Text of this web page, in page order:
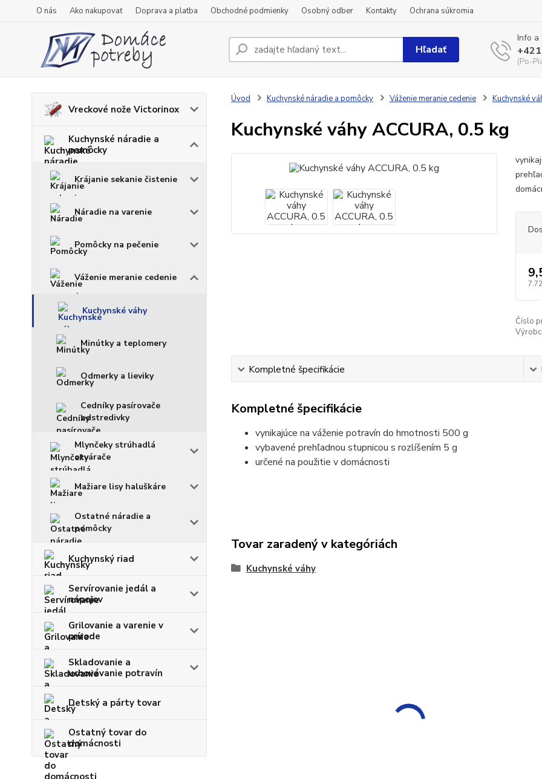
O nás Ako nakupovať Doprava a platba Obchodné podmienky Osobný odber Kontakty Ochrana súkromia
Hľadať
Info a
(Po-
Vreckové nože Victorinox
Kuchynské náradie a
pomôcky
Krájanie sekanie čistenie
Náradie na varenie
Pomôcky na pečenie
Váženie meranie cedenie
Kuchynské váhy
Minútky a teplomery
Odmerky a lieviky
Cedníky pasírovače
odstredivky
Mlynčeky strúhadlá
otvárače
Mažiare lisy haluškáre
Ostatné náradie a
pomôcky
Kuchynský riad
Servírovanie jedál a
nápojov
Grilovanie a varenie v
prírode
Skladovanie a
uchovávanie potravín
Detský a párty tovar
Ostatný tovar do
domácnosti
Úvod Kuchynské náradie a pomôcky Váženie meranie cedenie Kuchynské
Kuchynské váhy ACCURA, 0.5 kg
Číslo
Kompletné špecifikácie
Kompletné špecifikácie
vynikajúce na váženie potravín do hmotnosti 500 g
vybavené prehľadnou stupnicou s rozlíšením 5 g
určené na použitie v domácnosti
Tovar zaradený v kategóriách
Kuchynské váhy